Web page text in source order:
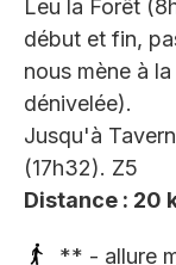
Leu la Forêt
début et fin,
nous mène à
dénivelée).
Jusqu'à
(17h32). Z5
Distance : 20
** - allure